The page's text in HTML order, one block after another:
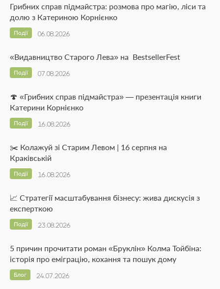
Грибних справ підмайстра: розмова про магію, ліси та
долю з Катериною Корнієнко
06.08.2026
Події
«Видавництво Старого Лева» на BestsellerFest
07.08.2026
Події
🍄 «Грибних справ підмайстра» — презентація книги
Катерини Корнієнко
16.08.2026
Події
✂️ Колажуй зі Старим Левом | 16 серпня на
Краківській
16.08.2026
Події
📈 Стратегії масштабування бізнесу: жива дискусія з
експерткою
23.08.2026
Події
5 причин прочитати роман «Бруклін» Колма Тойбіна:
історія про еміграцію, кохання та пошук дому
24.07.2026
Блог